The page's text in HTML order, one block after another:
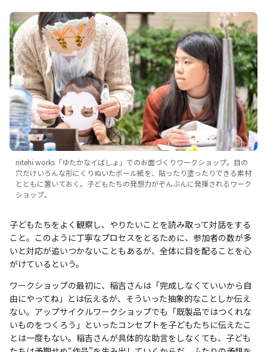
nitehi works「ゆたかなイばしょ」でのお面づくりワークショップ。目の
穴だけいろんな形にくりぬいたボール紙を、貼ったり塗ったりできる素材
とともに置いておく。子どもたちの発想力がぞんぶんに発揮されるワーク
ショップ。
子どもたちをよく観察し、やりたいことを読み取って対話をする
こと。このように丁寧なプロセスをとるために、参加者の数が多
いと対応が追いつかないこともあるが、全体に目を配ることを心
がけているという。
ワークショップの最初に、稲吉さんは「完成しなくていいから自
由にやってね」とは伝えるが、そういった抽象的なことしか伝え
ない。アップサイクルワークショップでも「既製品ではつくれな
いものをつくろう」といったコンセプトを子どもたちに伝えたこ
とは一度もない。稲吉さんが具体的な助言をしなくても、子ども